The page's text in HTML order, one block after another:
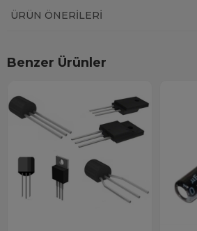
ÜRÜN ÖNERILERI
Benzer Ürünler